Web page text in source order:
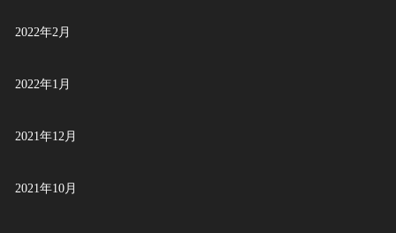
2022年2月
2022年1月
2021年12月
2021年10月